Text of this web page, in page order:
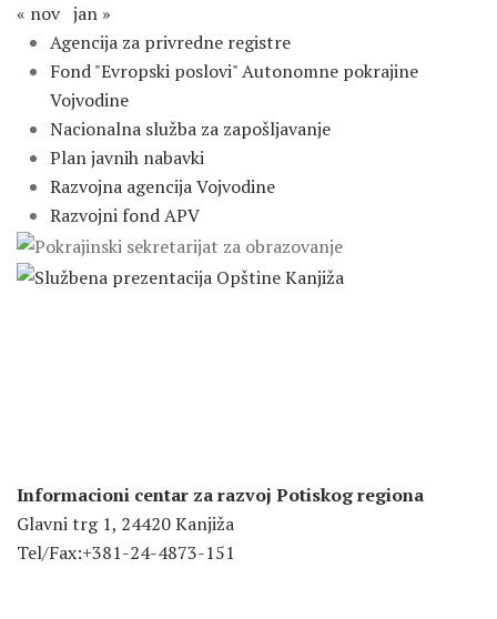
« nov jan »
Agencija za privredne registre
Fond "Evropski poslovi" Autonomne pokrajine
Vojvodine
Nacionalna služba za zapošljavanje
Plan javnih nabavki
Razvojna agencija Vojvodine
Razvojni fond APV
Informacioni centar za razvoj Potiskog regiona
Glavni trg 1, 24420 Kanjiža
Tel/Fax:+381-24-4873-151